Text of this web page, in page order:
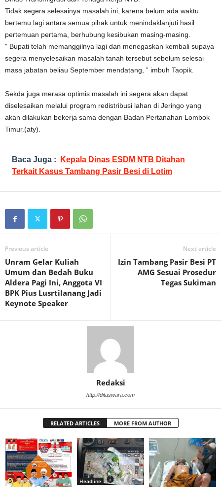
Tidak segera selesainya masalah ini, karena belum ada waktu
bertemu lagi antara semua pihak untuk menindaklanjuti hasil
pertemuan pertama, berhubung kesibukan masing-masing.
” Bupati telah memanggilnya lagi dan menegaskan kembali supaya
segera menyelesaikan masalah tanah tersebut sebelum selesai
masa jabatan beliau September mendatang, ” imbuh Taopik.
Sekda juga merasa optimis masalah ini segera akan dapat
diselesaikan melalui program redistribusi lahan di Jeringo yang
akan dilakukan bekerja sama dengan Badan Pertanahan Lombok
Timur.(aty).
Baca Juga :
Kepala Dinas ESDM NTB Ditahan
Terkait Kasus Tambang Pasir Besi di Lotim
Previous article
Unram Gelar Kuliah
Umum dan Bedah Buku
Aldera Pagi Ini, Anggota VI
BPK Pius Lusrtilanang Jadi
Keynote Speaker
Next article
Izin Tambang Pasir Besi PT
AMG Sesuai Prosedur
Tegas Sukiman
Redaksi
http://ditaswara.com
RELATED ARTICLES MORE FROM AUTHOR
Headline